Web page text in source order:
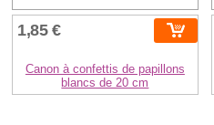
1,85 €
Canon à confettis de papillons
blancs de 20 cm